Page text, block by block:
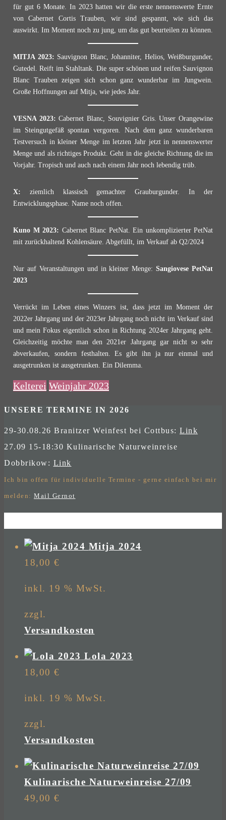
für gut 6 Monate. In 2023 hatten wir die erste nennenswerte Ernte
von Cabernet Cortis Trauben, wir sind gespannt, wie sich das
auswirkt. Im Moment noch zu jung, um das gut beurteilen zu können.
MITJA 2023: Sauvignon Blanc, Johanniter, Helios, Weißburgunder,
Gutedel. Reift im Stahltank. Die super schönen und reifen Sauvignon
Blanc Trauben zeigen sich schon ganz wunderbar im Jungwein.
Große Hoffnungen auf Mitja, wie jedes Jahr.
VESNA 2023: Cabernet Blanc, Souvignier Gris. Unser Orangewine
im Steingutgefäß spontan vergoren. Nach dem ganz wunderbaren
Testversuch in kleiner Menge im letzten Jahr jetzt in nennenswerter
Menge und als richtiges Produkt. Geht in die gleiche Richtung die im
Vorjahr. Tropisch und auch nach einem Jahr noch lebendig trüb.
X: ziemlich klassisch gemachter Grauburgunder. In der
Entwicklungsphase. Name noch offen.
Kuno M 2023: Cabernet Blanc PetNat. Ein unkomplizierter PetNat
mit zurückhaltend Kohlensäure. Abgefüllt, im Verkauf ab Q2/2024
Nur auf Veranstaltungen und in kleiner Menge:Sangiovese PetNat
2023
Verrückt im Leben eines Winzers ist, dass jetzt im Moment der
2022er Jahrgang und der 2023er Jahrgang noch nicht im Verkauf sind
und mein Fokus eigentlich schon in Richtung 2024er Jahrgang geht.
Gleichzeitig möchte man den 2021er Jahrgang gar nicht so sehr
abverkaufen, sondern festhalten. Es gibt ihn ja nur einmal und
ausgetrunken ist ausgetrunken. Ein Dilemma.
Kelterei Weinjahr 2023
UNSERE TERMINE IN 2026
29-30.08.26 Branitzer Weinfest bei Cottbus: Link
27.09 15-18:30 Kulinarische Naturweinreise
Dobbrikow: Link
Ich bin offen für individuelle Termine - gerne einfach bei mir
melden: Mail Gernot
Mitja 2024
18,00 €
inkl. 19 % MwSt.
zzgl.
Versandkosten
Lola 2023
18,00 €
inkl. 19 % MwSt.
zzgl.
Versandkosten
Kulinarische Naturweinreise 27/09
49,00 €